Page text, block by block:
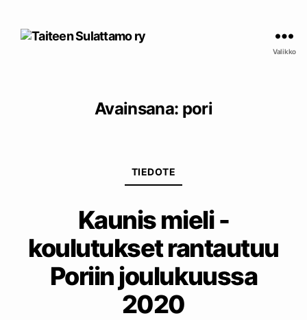
Valikko
Avainsana: pori
TIEDOTE
Kaunis mieli -
koulutukset rantautuu
Poriin joulukuussa
2020